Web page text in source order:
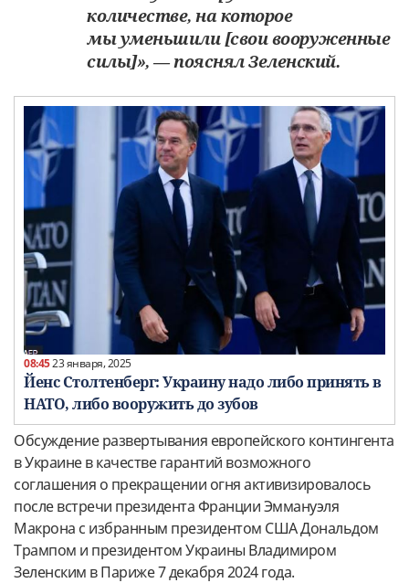
количестве, на которое
мы уменьшили [свои вооруженные
силы]», — пояснял Зеленский.
08:4523 января, 2025
Йенс Столтенберг: Украину надо либо принять в
НАТО, либо вооружить до зубов
Обсуждение развертывания европейского контингента
в Украине в качестве гарантий возможного
соглашения о прекращении огня активизировалось
после встречи президента Франции Эммануэля
Макрона с избранным президентом США Дональдом
Трампом и президентом Украины Владимиром
Зеленским в Париже 7 декабря 2024 года.